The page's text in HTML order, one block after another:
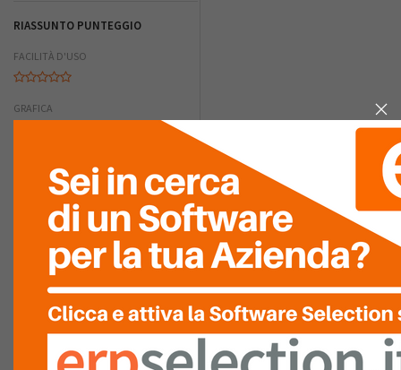
RIASSUNTO PUNTEGGIO
FACILITÀ D'USO
GRAFICA
FACILITÀ DI
INTEGRAZIONE
RAPPORTO
QUALITÀ/PREZZO